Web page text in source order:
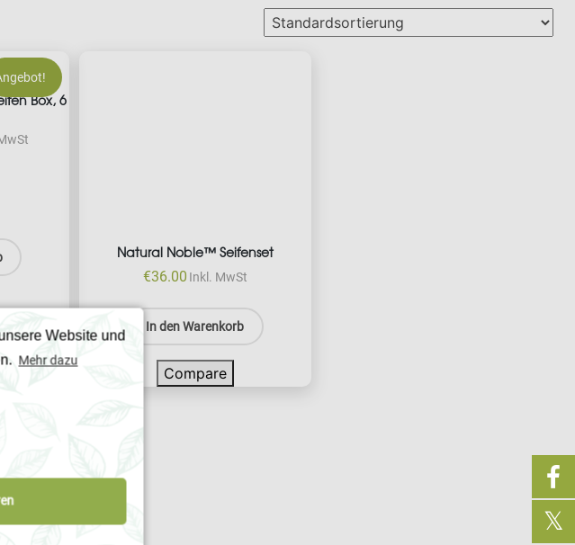
Website und
Mehr dazu
Box, 6
Natural Noble™ Seifenset
€36.00 Inkl. MwSt
In den Warenkorb
Compare